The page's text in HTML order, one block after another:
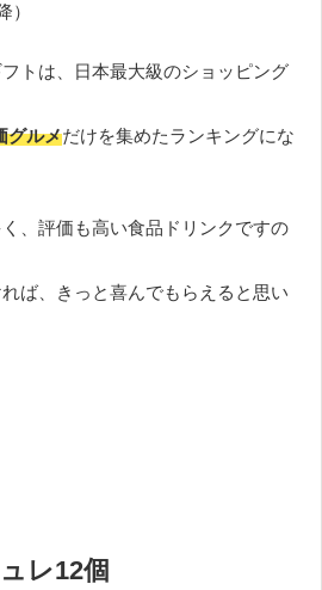
）
トは、日本最大級のショッピング
グルメだけを集めたランキングにな
、評価も高い食品ドリンクですの
ば、きっと喜んでもらえると思い
レ12個